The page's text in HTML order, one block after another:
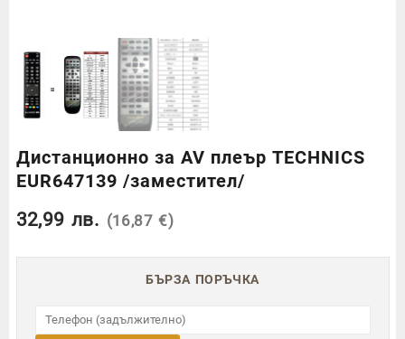
Дистанционно за AV плеър TECHNICS
EUR647139 /заместител/
32,99 лв. (16,87 €)
БЪРЗА ПОРЪЧКА